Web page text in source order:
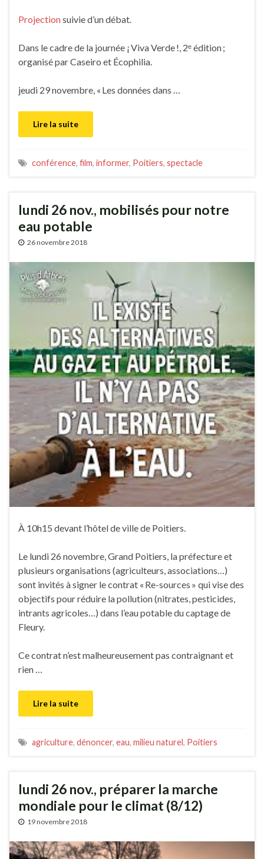
Projectionsuivie d’un débat.
Dans le cadre de la journée ¡ Viva Verde !, 2ᵉ édition ;
organisé par Caseiro et Écophilia.
jeudi 29 novembre, « Les données dans …
Lire la suite
conférence, film, informer, Poitiers, spectacle
lundi 26 nov., mobilisés pour notre
eau potable
26 novembre 2018
À 10h15 devant l’hôtel de ville de Poitiers.
Le lundi 26 novembre, Grand Poitiers, la préfecture et
plusieurs organisations (agriculteurs, associations…)
sont invités à signer le contrat « Re-sources » qui vise des
objectifs pour réduire la pollution (nitrates, pesticides,
intrants agricoles…) dans l’eau potable du captage de
Fleury.
Ce contrat n’est malheureusement pas contraignant et
rien …
Lire la suite
agriculture, dénoncer, eau, milieu naturel, Poitiers
lundi 26 nov., préparer la marche
mondiale pour le climat (8/12)
19 novembre 2018